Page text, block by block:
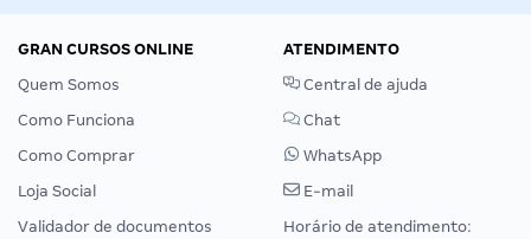
GRAN CURSOS ONLINE
Quem Somos
Como Funciona
Como Comprar
Loja Social
Validador de documentos
ATENDIMENTO
Central de ajuda
Chat
WhatsApp
E-mail
Horário de atendimento: